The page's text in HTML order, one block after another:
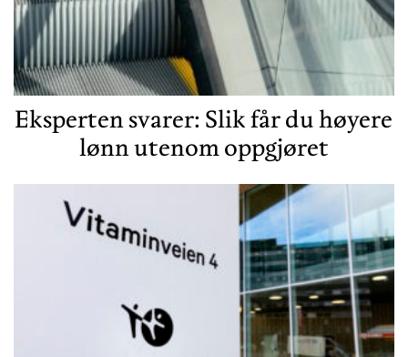
Eksperten svarer: Slik får du høyere
lønn utenom oppgjøret